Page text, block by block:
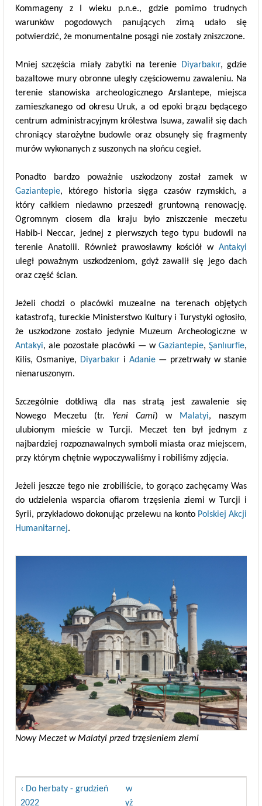
Kommageny z I wieku p.n.e., gdzie pomimo trudnych
warunków pogodowych panujących zimą udało się
potwierdzić, że monumentalne posągi nie zostały zniszczone.
Mniej szczęścia miały zabytki na terenie Diyarbakır, gdzie
bazaltowe mury obronne uległy częściowemu zawaleniu. Na
terenie stanowiska archeologicznego Arslantepe, miejsca
zamieszkanego od okresu Uruk, a od epoki brązu będącego
centrum administracyjnym królestwa Isuwa, zawalił się dach
chroniący starożytne budowle oraz obsunęły się fragmenty
murów wykonanych z suszonych na słońcu cegieł.
Ponadto bardzo poważnie uszkodzony został zamek w
Gaziantepie, którego historia sięga czasów rzymskich, a
który całkiem niedawno przeszedł gruntowną renowację.
Ogromnym ciosem dla kraju było zniszczenie meczetu
Habib-i Neccar, jednej z pierwszych tego typu budowli na
terenie Anatolii. Również prawosławny kościół w Antakyi
uległ poważnym uszkodzeniom, gdyż zawalił się jego dach
oraz część ścian.
Jeżeli chodzi o placówki muzealne na terenach objętych
katastrofą, tureckie Ministerstwo Kultury i Turystyki ogłosiło,
że uszkodzone zostało jedynie Muzeum Archeologiczne w
Antakyi, ale pozostałe placówki — w Gaziantepie, Şanlıurfie,
Kilis, Osmaniye, Diyarbakıri Adanie— przetrwały w stanie
nienaruszonym.
Szczególnie dotkliwą dla nas stratą jest zawalenie się
Nowego Meczetu (tr. Yeni Cami) w Malatyi, naszym
ulubionym mieście w Turcji. Meczet ten był jednym z
najbardziej rozpoznawalnych symboli miasta oraz miejscem,
przy którym chętnie wypoczywaliśmy i robiliśmy zdjęcia.
Jeżeli jeszcze tego nie zrobiliście, to gorąco zachęcamy Was
do udzielenia wsparcia ofiarom trzęsienia ziemi w Turcji i
Syrii, przykładowo dokonując przelewu na konto Polskiej Akcji
Humanitarnej.
Nowy Meczet w Malatyi przed trzęsieniem ziemi
‹ Do herbaty - grudzień
2022
w
yż